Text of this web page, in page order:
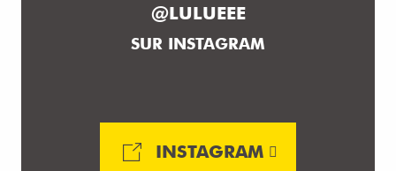
@LULUEEE
SUR INSTAGRAM
INSTAGRAM